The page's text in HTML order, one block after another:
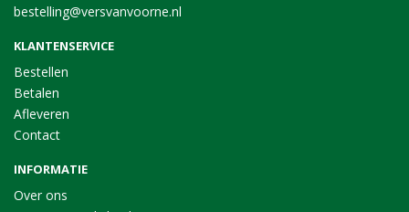
bestelling@versvanvoorne.nl
KLANTENSERVICE
Bestellen
Betalen
Afleveren
Contact
INFORMATIE
Over ons